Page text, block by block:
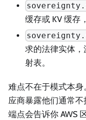
缓存或 KV 缓存
求的法律实体
射表。
难点不在于模式本
应商暴露他们通常不
端点会告诉你 AWS